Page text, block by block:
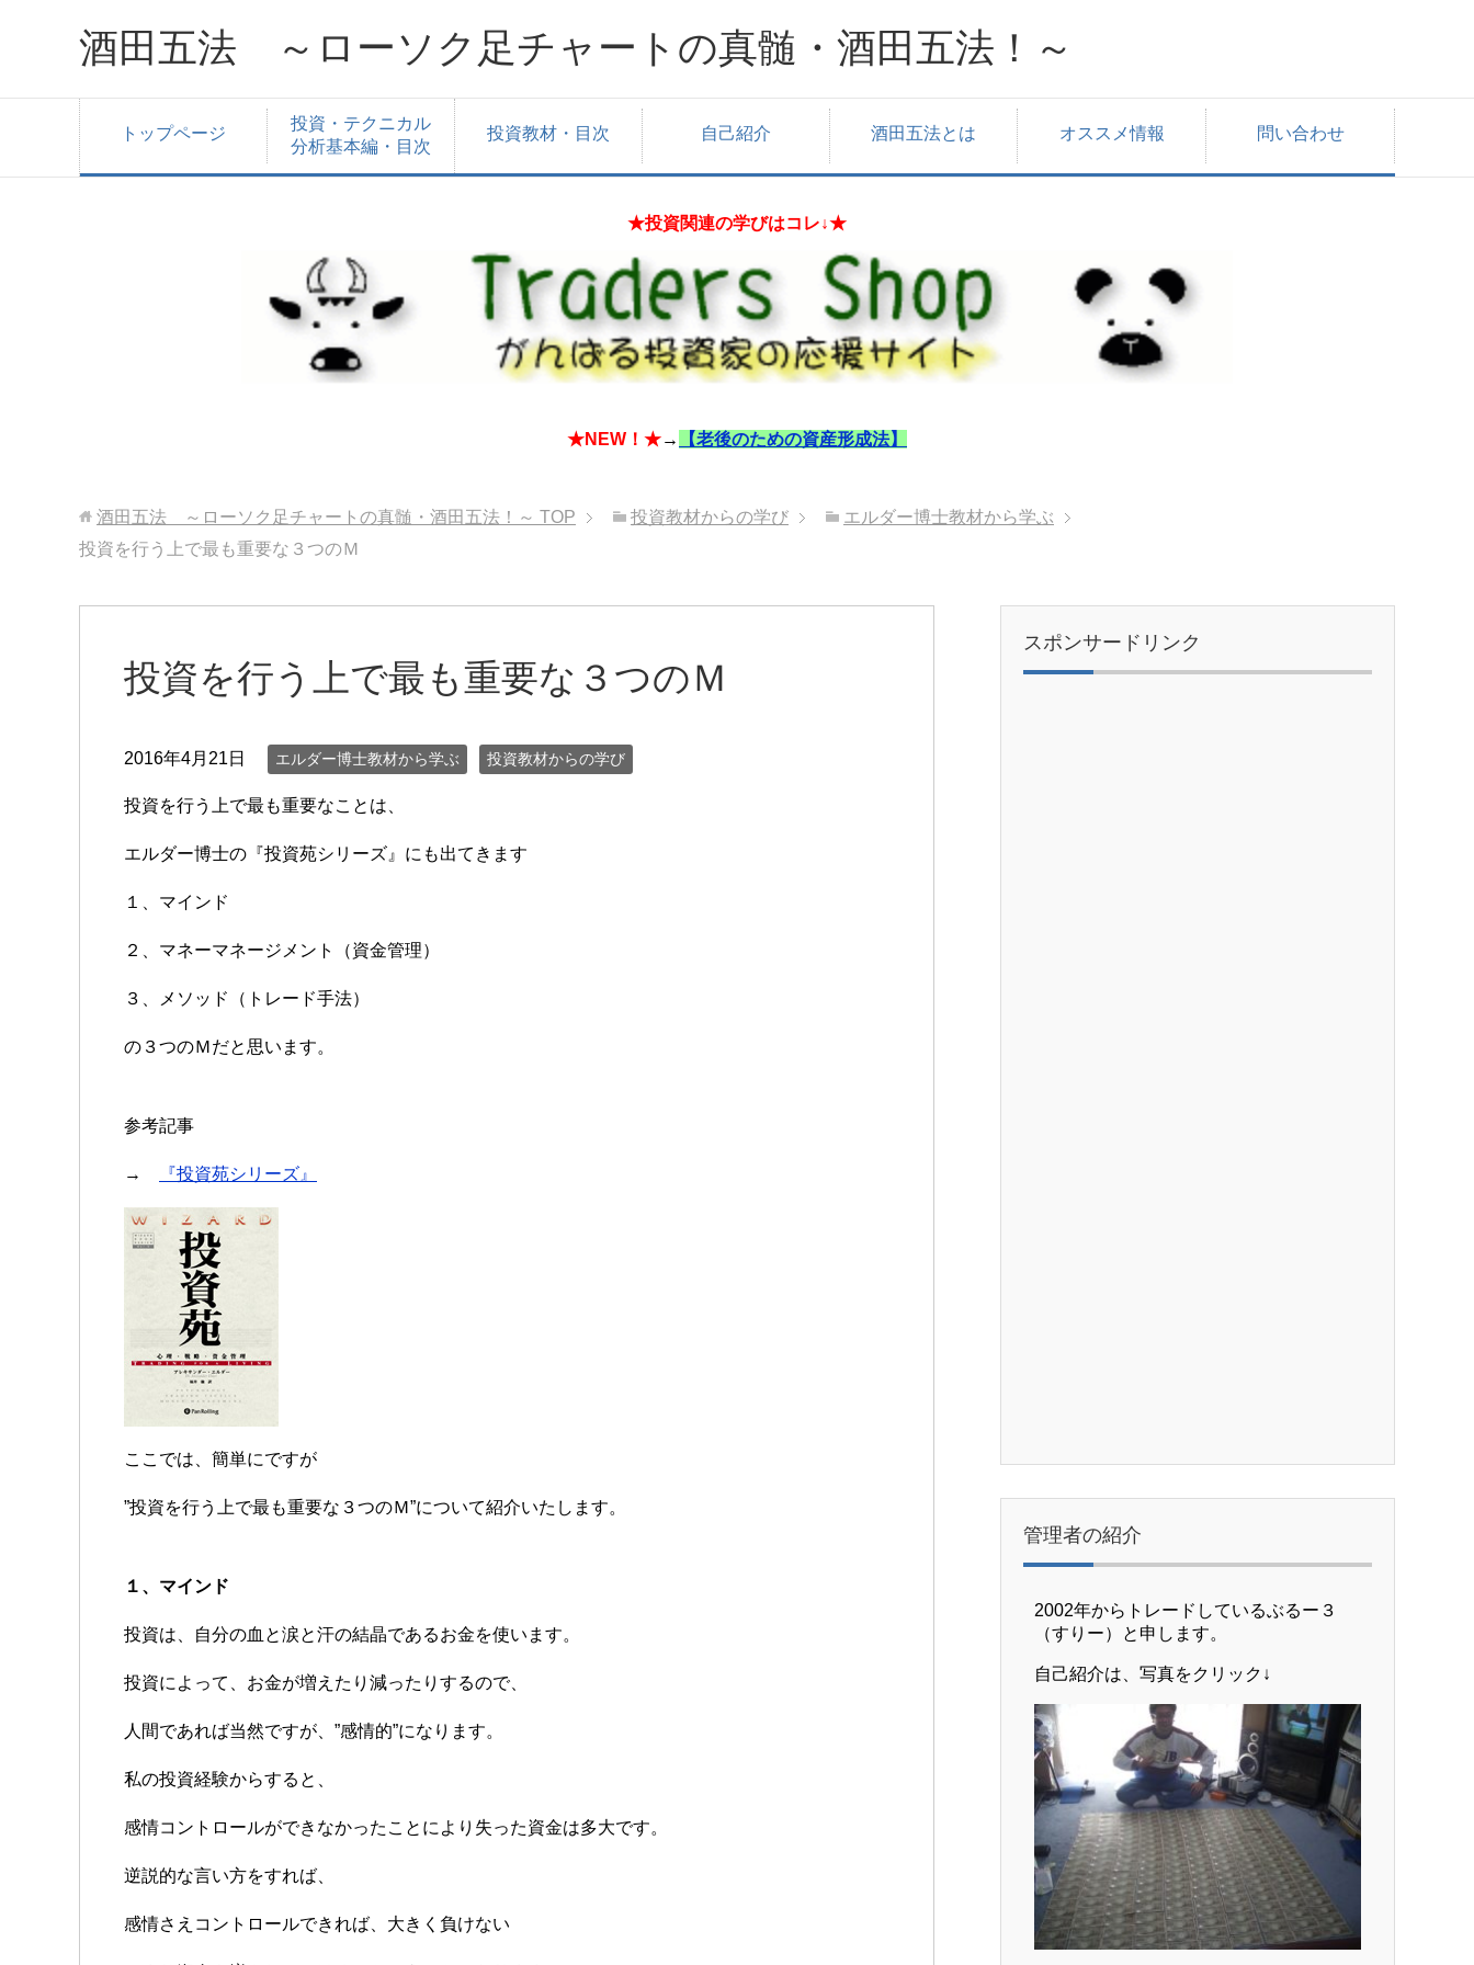
酒田五法 ～ローソク足チャートの真髄・酒田五法！～
トップページ
投資・テクニカル
分析基本編・目次
投資教材・目次 自己紹介 酒田五法とは オススメ情報 問い合わせ
★投資関連の学びはコレ↓★
★NEW！★→ 【老後のための資産形成法】
酒田五法 ～ローソク足チャートの真髄・酒田五法！～ TOP 投資教材からの学び
エルダー博士教材から学ぶ
投資を行う上で最も重要な３つのＭ
投資を行う上で最も重要な３つのＭ
2016年4月21日 エルダー博士教材から学ぶ 投資教材からの学び
投資を行う上で最も重要なことは、
エルダー博士の『投資苑シリーズ』にも出てきます
１、マインド
２、マネーマネージメント（資金管理）
３、メソッド（トレード手法）
の３つのＭだと思います。
参考記事
→ 『投資苑シリーズ』
ここでは、簡単にですが
”投資を行う上で最も重要な３つのＭ”について紹介いたします。
１、マインド
投資は、自分の血と涙と汗の結晶であるお金を使います。
投資によって、お金が増えたり減ったりするので、
人間であれば当然ですが、”感情的”になります。
私の投資経験からすると、
感情コントロールができなかったことにより失った資金は多大です。
逆説的な言い方をすれば、
感情さえコントロールできれば、大きく負けない
スポンサードリンク
管理者の紹介
2002年からトレードしているぶるー３
（すりー）と申します。
自己紹介は、写真をクリック↓